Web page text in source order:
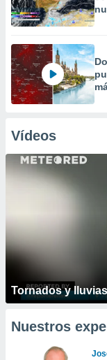
Vídeos
Tornados y
Nuestros